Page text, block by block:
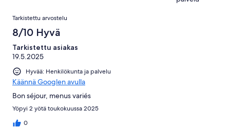
arvostelua
Arvostelut
Tarkistettu arvostelu
8/10 Hyvä
Tarkistettu asiakas
19.5.2025
Hyvää: Henkilökunta ja palvelu
Käännä Googlen avulla
Bon séjour, menus variés
Yöpyi 2 yötä toukokuussa 2025
0